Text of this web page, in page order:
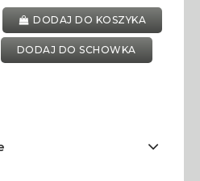
DODAJ DO KOSZYKA
DODAJ DO SCHOWKA